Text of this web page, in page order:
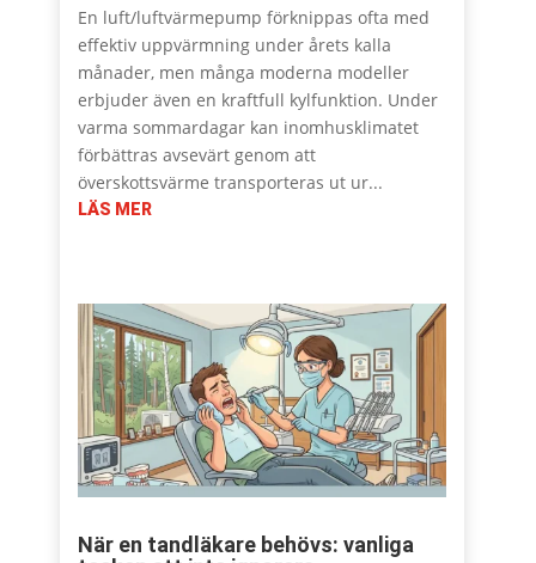
En luft/luftvärmepump förknippas ofta med
effektiv uppvärmning under årets kalla
månader, men många moderna modeller
erbjuder även en kraftfull kylfunktion. Under
varma sommardagar kan inomhusklimatet
förbättras avsevärt genom att
överskottsvärme transporteras ut ur...
LÄS MER
När en tandläkare behövs: vanliga